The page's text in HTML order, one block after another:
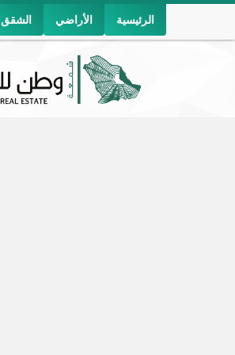
الشقق الأراضي الرئيسية